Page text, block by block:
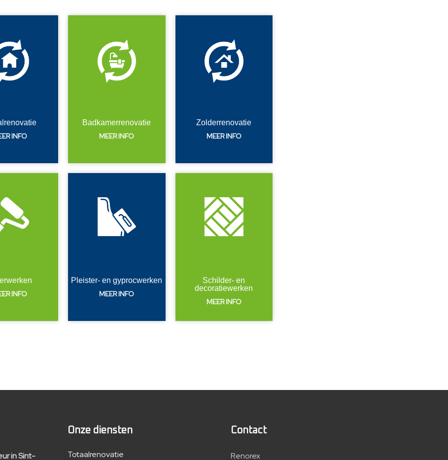
INFO
Badkamerrenovatie
MEER INFO
Zolderrenovatie
MEER INFO
INFO
Pleister- en gyprocwerken
MEER INFO
Schilder- en
decoratiewerken
MEER INFO
in Sint-
Onze diensten
Totaalrenovatie
Contact
Renorex